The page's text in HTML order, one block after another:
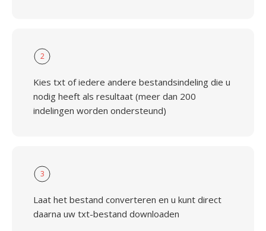
2
Kies txt of iedere andere bestandsindeling die u
nodig heeft als resultaat (meer dan 200
indelingen worden ondersteund)
3
Laat het bestand converteren en u kunt direct
daarna uw txt-bestand downloaden